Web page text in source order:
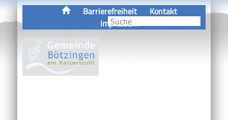
Barrierefreiheit
Kontakt
Impressum